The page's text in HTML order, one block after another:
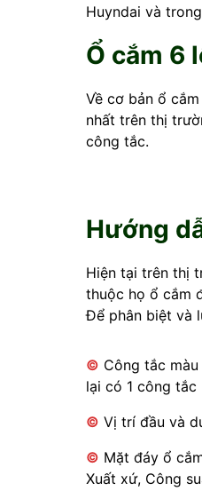
Huyndai và
Ổ cắm 6
Về cơ bản ổ
nhất trên thị
công tắc.
Hướng
Hiện tại trên thị
thuộc họ ổ cắm
Để phân biệt và
© Công tắc
lại có 1 công tắc
© Vị trí đầu và
© Mặt đáy ổ
Xuất xứ, Công